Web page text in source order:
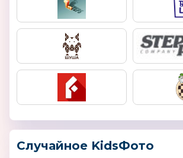
Случайное KidsФото